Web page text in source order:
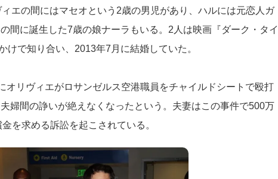
エの間にはマセオという2歳の男児があり、ハルには元恋人ガ
間に誕生した7歳の娘ナーラもいる。2人は映画『ダーク・タイ
けで知り合い、2013年7月に結婚していた。
オリヴィエがロサンゼルス空港職員をチャイルドシートで殴打
婦間の諍いが絶えなくなったという。夫妻はこの事件で500万
を求める訴訟を起こされている。